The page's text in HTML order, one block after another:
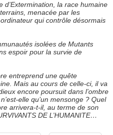
la race humaine
menacée par les
qui contrôle désormais
isolées de Mutants
espoir pour la survie de
entreprend une quête
Mais au cours de celle-ci, il va
encore poursuit dans l’ombre
elle qu’un mensonge ? Quel
arrivera-t-il, au terme de son
DE L’HUMANITE…